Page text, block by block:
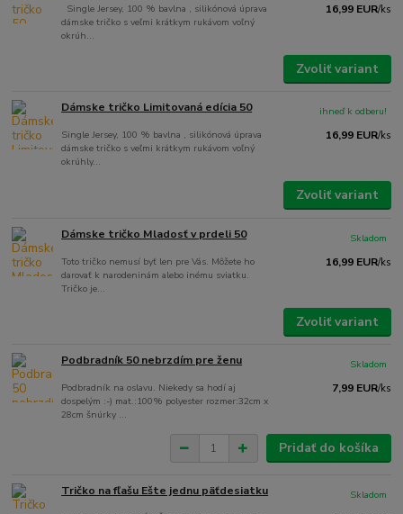
Single Jersey, 100 % bavlna , silikónová úprava
dámske tričko s veľmi krátkym rukávom voľný
okrúh...
16,99 EUR/ks
Zvoliť variant
Dámske tričko Limitovaná edícia 50
Single Jersey, 100 % bavlna , silikónová úprava
dámske tričko s veľmi krátkym rukávom voľný
okrúhly...
16,99 EUR/ks
ihneď k odberu!
Zvoliť variant
Dámske tričko Mladosť v prdeli 50
Toto tričko nemusí byť len pre Vás. Môžete ho
darovať k narodeninám alebo inému sviatku.
Tričko je...
16,99 EUR/ks
Skladom
Zvoliť variant
Podbradník 50 nebrzdím pre ženu
Podbradník na oslavu. Niekedy sa hodí aj
dospelým :-) mat.:100% polyester rozmer:32cm x
28cm šnúrky ...
7,99 EUR/ks
Skladom
Pridať do košíka
Tričko na fľašu Ešte jednu päťdesiatku Skladom